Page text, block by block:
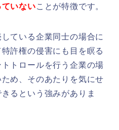
いないことが特徴です。
ている企業同士の場合に
許権の侵害にも目を瞑る
トロールを行う企業の場
め、そのあたりを気にせ
るという強みがありま